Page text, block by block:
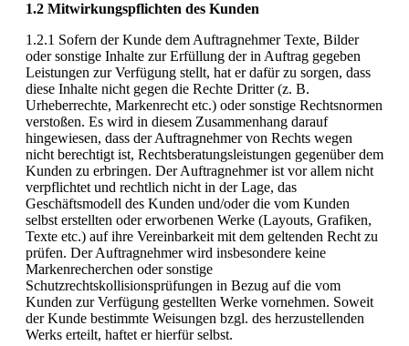
1.2 Mitwirkungspflichten des Kunden
1.2.1 Sofern der Kunde dem Auftragnehmer Texte, Bilder
oder sonstige Inhalte zur Erfüllung der in Auftrag gegeben
Leistungen zur Verfügung stellt, hat er dafür zu sorgen, dass
diese Inhalte nicht gegen die Rechte Dritter (z. B.
Urheberrechte, Markenrecht etc.) oder sonstige Rechtsnormen
verstoßen. Es wird in diesem Zusammenhang darauf
hingewiesen, dass der Auftragnehmer von Rechts wegen
nicht berechtigt ist, Rechtsberatungsleistungen gegenüber dem
Kunden zu erbringen. Der Auftragnehmer ist vor allem nicht
verpflichtet und rechtlich nicht in der Lage, das
Geschäftsmodell des Kunden und/oder die vom Kunden
selbst erstellten oder erworbenen Werke (Layouts, Grafiken,
Texte etc.) auf ihre Vereinbarkeit mit dem geltenden Recht zu
prüfen. Der Auftragnehmer wird insbesondere keine
Markenrecherchen oder sonstige
Schutzrechtskollisionsprüfungen in Bezug auf die vom
Kunden zur Verfügung gestellten Werke vornehmen. Soweit
der Kunde bestimmte Weisungen bzgl. des herzustellenden
Werks erteilt, haftet er hierfür selbst.